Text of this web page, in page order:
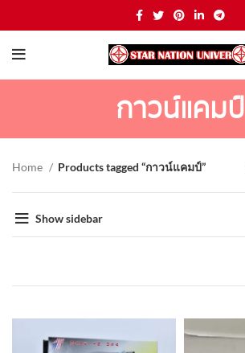
กาวน์แคมป์
Home Products tagged “กาวน์แคมป์”
Show sidebar